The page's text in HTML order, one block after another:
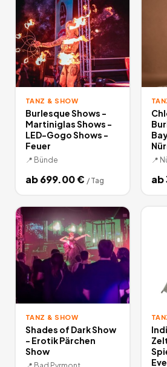
einen unvergesslichen Abend mit Tanz
Ihre Stadt zum Buchen.4Angebote
TANZ & SHOW
Burlesque Shows -
Martiniglas Shows -
LED-Gogo Shows -
Feuer
📍 Bünde
ab699.00€ / Tag
📍
ab
TANZ & SHOW
Shades of Dark Show
- Erotik Pärchen
Show
📍 Bad Pyrmont
Eve